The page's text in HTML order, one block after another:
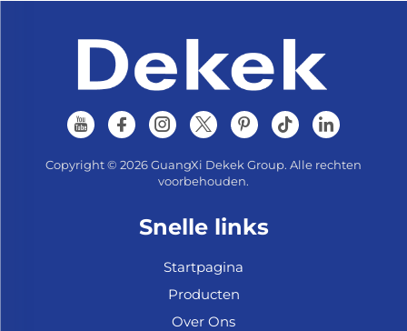
Copyright © 2026 GuangXi Dekek Group. Alle rechten
voorbehouden.
Snelle links
Startpagina
Producten
Over Ons